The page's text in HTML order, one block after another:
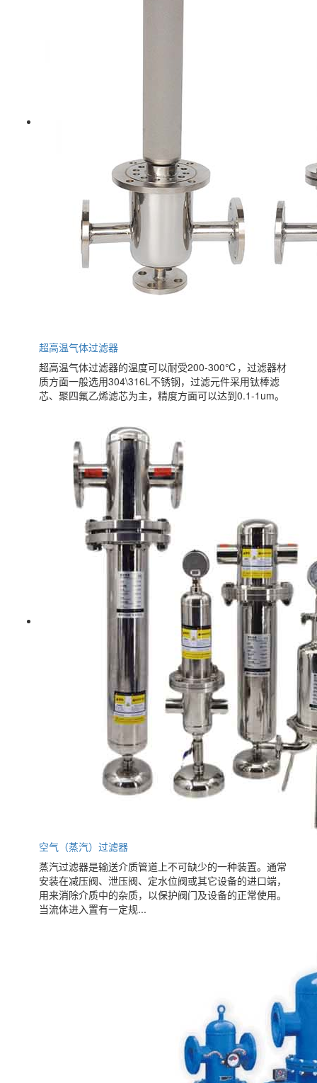
超高温气体过滤器
超高温气体过滤器的温度可以耐受200-300℃，过滤器材
质方面一般选用304\316L不锈钢，过滤元件采用钛棒滤
芯、聚四氟乙烯滤芯为主，精度方面可以达到0.1-1um。
空气（蒸汽）过滤器
蒸汽过滤器是输送介质管道上不可缺少的一种装置。通常
安装在减压阀、泄压阀、定水位阀或其它设备的进口端，
用来消除介质中的杂质，以保护阀门及设备的正常使用。
当流体进入置有一定规...